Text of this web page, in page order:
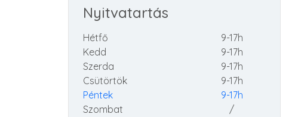
Nyitvatartás
Hétfő
9-17h
Kedd
9-17h
Szerda
9-17h
Csütörtök
9-17h
Péntek
9-17h
Szombat
/